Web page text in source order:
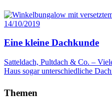
14/10/2019
Eine kleine Dachkunde
Satteldach, Pultdach & Co. –
Haus sogar unterschiedliche
Themen